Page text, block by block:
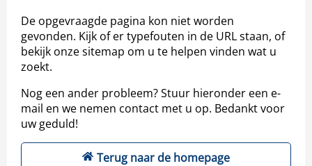
De opgevraagde pagina kon niet worden
gevonden. Kijk of er typefouten in de URL staan, of
bekijk onze sitemap om u te helpen vinden wat u
zoekt.
Nog een ander probleem? Stuur hieronder een e-
mail en we nemen contact met u op. Bedankt voor
uw geduld!
Terug naar de homepage